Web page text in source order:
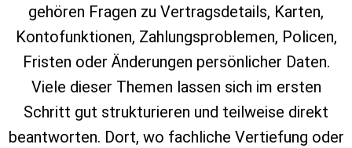
gehören Fragen zu Vertragsdetails, Karten,
Kontofunktionen, Zahlungsproblemen, Policen,
Fristen oder Änderungen persönlicher Daten.
Viele dieser Themen lassen sich im ersten
Schritt gut strukturieren und teilweise direkt
beantworten. Dort, wo fachliche Vertiefung oder